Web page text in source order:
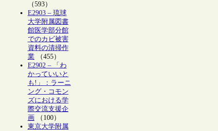
（593）
E2903 – 琉球
大学附属図書
館医学部分館
でのカビ被害
資料の清掃作
業（455）
E2902 – 「わ
かっていいと
も!」：ラーニ
ング・コモン
ズにおける学
際交流支援企
画 （100）
東京大学附属